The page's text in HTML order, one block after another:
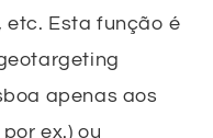
etc. Esta função é
apenas aos
ex.) ou